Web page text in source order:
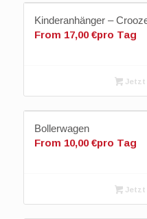
Kinderanhänger –
From 17,00€pro Tag
Jetzt
Bollerwagen
From 10,00€pro Tag
Jetzt